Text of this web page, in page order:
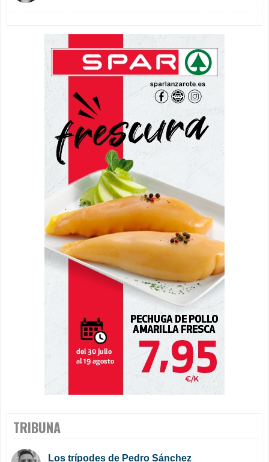
TRIBUNA
Los trípodes de Pedro Sánchez